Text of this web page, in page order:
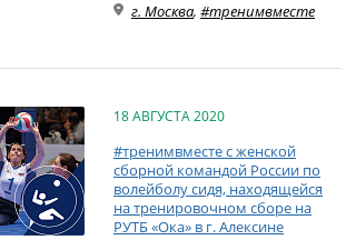
г. Москва, #тренимвместе
18 АВГУСТА 2020
#тренимвместе с женской
сборной командой России по
волейболу сидя, находящейся
на тренировочном сборе на
РУТБ «Ока» в г. Алексине